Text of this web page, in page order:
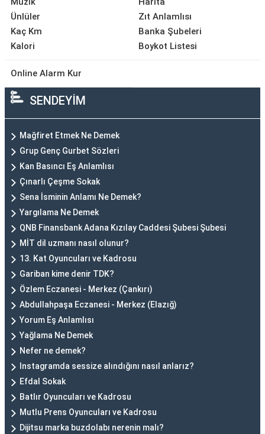
Ünlüler
Kaç Km
Kalori
Zıt Anlamlısı
Banka Şubeleri
Boykot Listesi
Online Alarm Kur
SENDEYİM
Mağfiret Etmek Ne Demek
Grup Genç Gurbet Sözleri
Kan Basıncı Eş Anlamlısı
Çınarlı Çeşme Sokak
Sena İsminin Anlamı Ne Demek?
Yargılama Ne Demek
QNB Finansbank Adana Kızılay Caddesi Şubesi Şubesi
MİT dil uzmanı nasıl olunur?
13. Kat Oyuncuları ve Kadrosu
Gariban kime denir TDK?
Özlem Eczanesi - Merkez (Çankırı)
Abdullahpaşa Eczanesi - Merkez (Elazığ)
Yorum Eş Anlamlısı
Yağlama Ne Demek
Nefer ne demek?
Instagramda sessize alındığını nasıl anlarız?
Efdal Sokak
Batlır Oyuncuları ve Kadrosu
Mutlu Prens Oyuncuları ve Kadrosu
Dijitsu marka buzdolabı nerenin malı?